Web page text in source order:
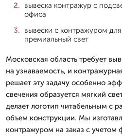
вывеска контражур с
офиса
вывески с контражуром
премиальный свет
Московская область требует
на узнаваемость, и
решает эту задачу особенно
свечения образуется мягкий
делает логотип читабельным с
объем конструкции. Мы
контражуром на заказ с учетом